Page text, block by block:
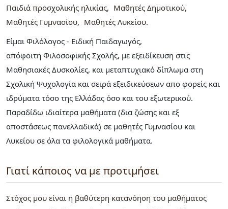
Παιδιά προσχολικής ηλικίας
Μαθητές Δημοτικού
Μαθητές Γυμνασίου
Μαθητές Λυκείου
Είμαι Φιλόλογος - Ειδική Παιδαγωγός,
απόφοιτη Φιλοσοφικής Σχολής, με εξειδίκευση στις
Μαθησιακές Δυσκολίες, και μεταπτυχιακό δίπλωμα στη
Σχολική Ψυχολογία και σειρά εξειδικεύσεων απο φορείς και
ιδρύματα τόσο της Ελλάδας όσο και του εξωτερικού.
Παραδίδω ιδιαίτερα μαθήματα (δια ζώσης και εξ
αποστάσεως πανελλαδικά) σε μαθητές Γυμνασίου και
Λυκείου σε όλα τα φιλολογικά μαθήματα.
Γιατί κάποιος να με προτιμήσει
Στόχος μου είναι η βαθύτερη κατανόηση του μαθήματος